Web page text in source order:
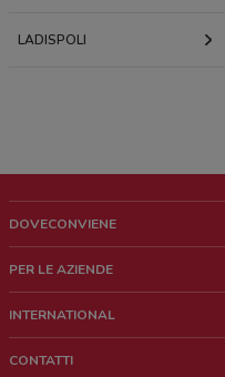
LADISPOLI
DOVECONVIENE
Chi siamo
Lavora con noi
PER LE AZIENDE
Richieste commerciali e marketing
INTERNATIONAL
CONTATTI